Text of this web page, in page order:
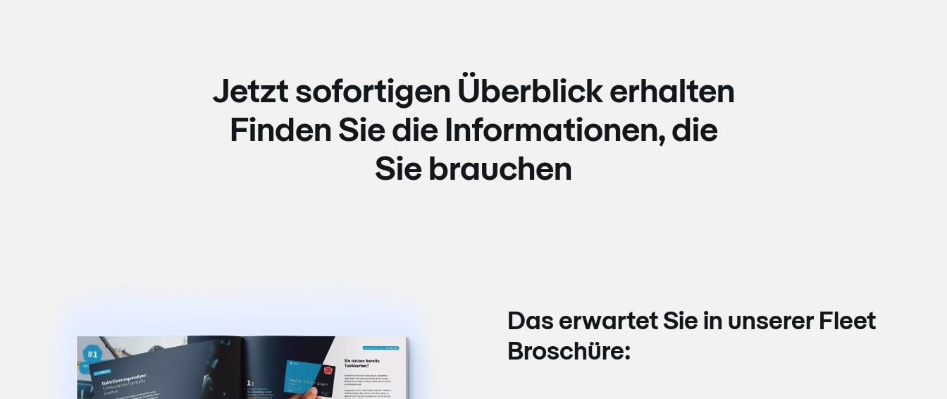
Jetzt sofortigen Überblick erhalten
Finden Sie die Informationen, die
Sie brauchen
Das erwartet Sie in unserer Fleet
Broschüre: